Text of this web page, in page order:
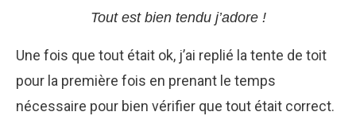
Tout est bien tendu j’adore !
Une fois que tout était ok, j’ai replié la tente de toit
pour la première fois en prenant le temps
nécessaire pour bien vérifier que tout était correct.